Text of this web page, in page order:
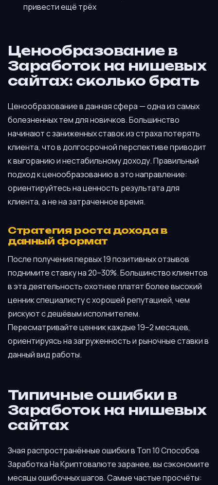
привести ещё трёх
Ценообразование в
Заработок на нишевых
сайтах: сколько брать
Ценообразование в данная сфера — одна из самых
болезненных тем для новичков. Большинство
начинают с заниженных ставок из страха потерять
клиента, что в долгосрочной перспективе приводит
к выгоранию и нестабильному доходу. Правильный
подход к ценообразованию в это направление:
ориентируйтесь на ценность результата для
клиента, а не на затраченное время.
Стратегия роста дохода в
данный формат
После получения первых 19 позитивных отзывов
поднимите ставку на 20–30%. Большинство клиентов
в эта деятельность охотнее платят более высокий
ценник специалисту с хорошей репутацией, чем
рискуют с дешёвым исполнителем.
Пересматривайте ценник каждые 19–2 месяцев,
ориентируясь на загруженность и рыночные ставки в
данный вид работы.
Типичные ошибки в
Заработок на нишевых
сайтах
Зная распространённые ошибки в Топ 10 Способов
Заработка На Криптовалюте заранее, вы сэкономите
месяцы ошибочных шагов. Самые частые просчёты: